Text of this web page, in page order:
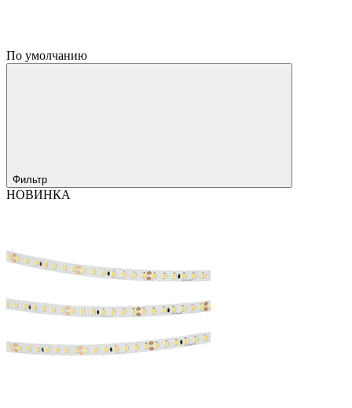
По умолчанию
Фильтр
НОВИНКА